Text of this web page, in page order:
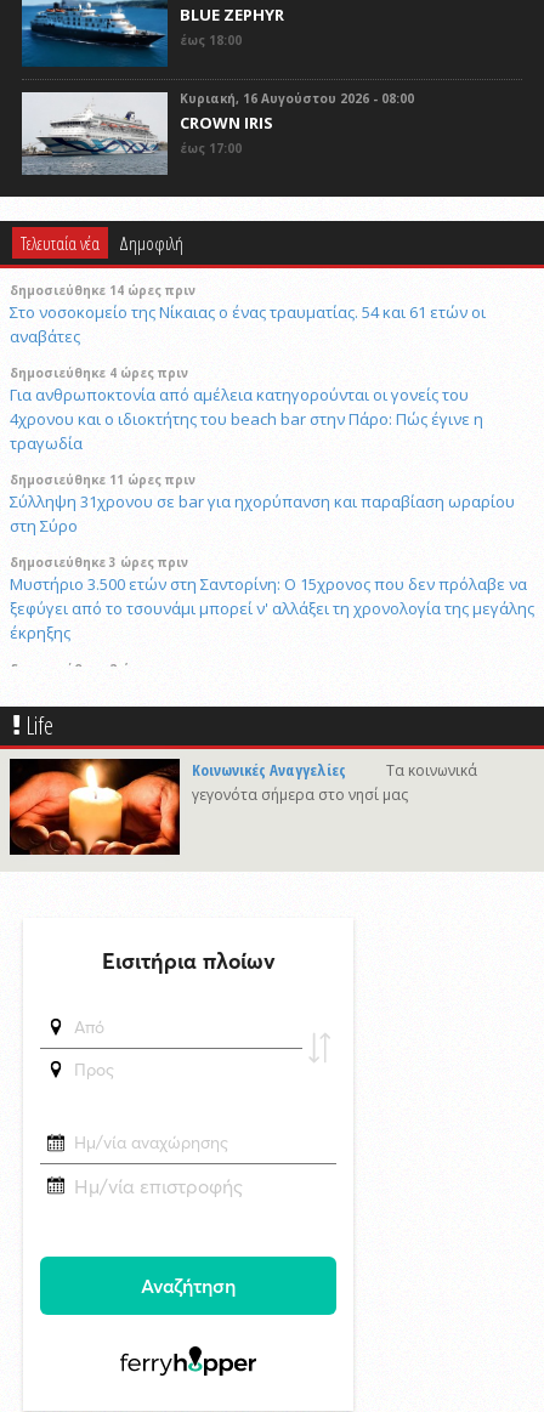
BLUE ZEPHYR
έως 18:00
Κυριακή, 16 Αυγούστου 2026 - 08:00
CROWN IRIS
έως 17:00
Τελευταία νέα Δημοφιλή
δημοσιεύθηκε 14 ώρες πριν
Στο νοσοκομείο της Νίκαιας ο ένας τραυματίας. 54 και 61 ετών οι
αναβάτες
δημοσιεύθηκε 4 ώρες πριν
Για ανθρωποκτονία από αμέλεια κατηγορούνται οι γονείς του
4χρονου και ο ιδιοκτήτης του beach bar στην Πάρο: Πώς έγινε η
τραγωδία
δημοσιεύθηκε 11 ώρες πριν
Σύλληψη 31χρονου σε bar για ηχορύπανση και παραβίαση ωραρίου
στη Σύρο
δημοσιεύθηκε 3 ώρες πριν
Μυστήριο 3.500 ετών στη Σαντορίνη: Ο 15χρονος που δεν πρόλαβε να
ξεφύγει από το τσουνάμι μπορεί ν' αλλάξει τη χρονολογία της μεγάλης
έκρηξης
δημοσιεύθηκε 2 ώρες πριν
προορισμών
7/8/2026 21:46
Γιώργος Νταλάρας «Ρεμπέτικο»: Μια μεγάλη μουσική βραδιά στο
πλαίσιο του Φεστιβάλ Ρεμπέτικου Σύρου
7/8/2026 09:50
Προσωρινές διακοπές υδροδότησης σε περιοχές της Σύρου
Επανεκλογή του Αθ. Κουσαθανά - Μέγα στη θέση του Προέδρου του
Λιμενικού Ταμείου Μυκόνου
6/8/2026 22:03
στην Άνω Σύρο
Life
Κοινωνικές Αναγγελίες
Τα κοινωνικά
γεγονότα σήμερα στο νησί μας